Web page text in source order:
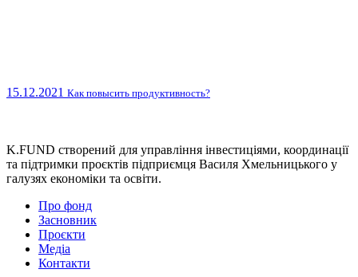
15.12.2021 Как повысить продуктивность?
K.FUND створений для управління інвестиціями, координації
та підтримки проєктів підприємця Василя Хмельницького у
галузях економіки та освіти.
Про фонд
Засновник
Проєкти
Медіа
Контакти